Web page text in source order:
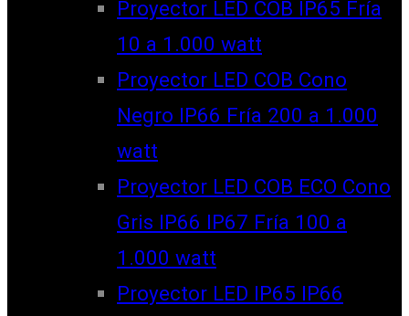
Proyector LED COB IP65 Fría
10 a 1.000 watt
Proyector LED COB Cono
Negro IP66 Fría 200 a 1.000
watt
Proyector LED COB ECO Cono
Gris IP66 IP67 Fría 100 a
1.000 watt
Proyector LED IP65 IP66